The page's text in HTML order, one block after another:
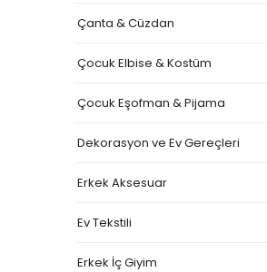
Çanta & Cüzdan
Çocuk Elbise & Kostüm
Çocuk Eşofman & Pijama
Dekorasyon ve Ev Gereçleri
Erkek Aksesuar
Ev Tekstili
Erkek İç Giyim